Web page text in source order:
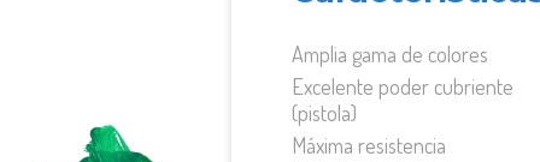
Amplia gama de colores
Excelente poder cubriente
(pistola)
Máxima resistencia